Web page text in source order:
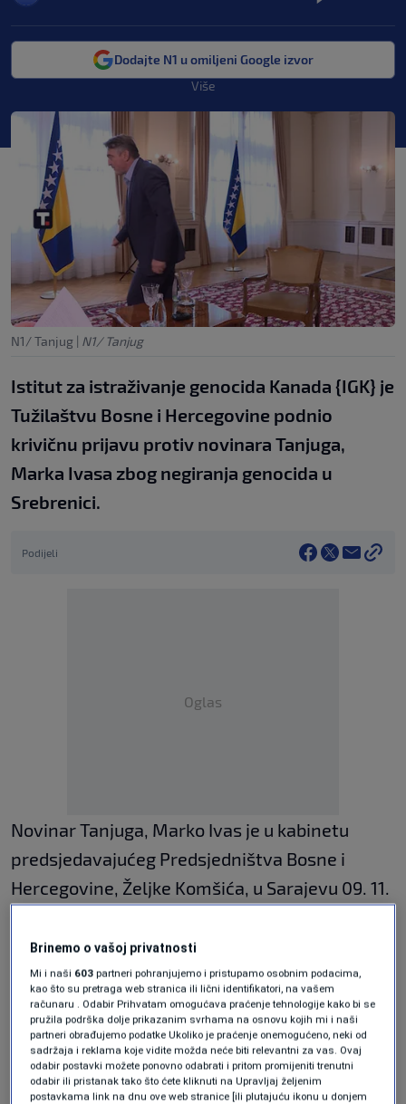
Dodajte N1 u omiljeni Google izvor
Više
N1/ Tanjug | N1/ Tanjug
Istitut za istraživanje genocida Kanada {IGK} je
Tužilaštvu Bosne i Hercegovine podnio
krivičnu prijavu protiv novinara Tanjuga,
Marka Ivasa zbog negiranja genocida u
Srebrenici.
Podijeli
Oglas
Novinar Tanjuga, Marko Ivas je u kabinetu
predsjedavajućeg Predsjedništva Bosne i
Hercegovine, Željke Komšića, u Sarajevu 09. 11.
Srebrenici koji je utvrđen pravosnažnim
presudama međunarodnih i nacionalnih
sudova, na koji način je počinio krivično djelo iz
člana 145a stav (3) Krivičnog zakona Bosne i
Hercegovine (Zakon o dopuni Krivičnog zakona
Bosne i Hercegovine objavljen u “Službenom
Brinemo o vašoj privatnosti
Mi i naši 603 partneri pohranjujemo i pristupamo osobnim podacima,
kao što su pretraga web stranica ili lični identifikatori, na vašem
računaru . Odabir Prihvatam omogućava praćenje tehnologije kako bi se
pružila podrška dolje prikazanim svrhama na osnovu kojih mi i naši
partneri obrađujemo podatke Ukoliko je praćenje onemogućeno, neki od
sadržaja i reklama koje vidite možda neće biti relevantni za vas. Ovaj
odabir postavki možete ponovno odabrati i pritom promijeniti trenutni
odabir ili pristanak tako što ćete kliknuti na Upravljaj željenim
postavkama link na dnu ove web stranice [ili plutajuću ikonu u donjem